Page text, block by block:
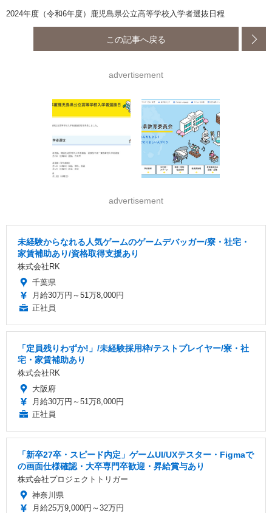
2024年度（令和6年度）鹿児島県公立高等学校入学者選抜日程
この記事へ戻る
advertisement
advertisement
未経験からなれる人気ゲームのゲームデバッガー/寮・社宅・
家賃補助あり/資格取得支援あり
株式会社RK
千葉県
月給30万円～51万8,000円
正社員
「定員残りわずか!」/未経験採用枠/テストプレイヤー/寮・社
宅・家賃補助あり
株式会社RK
大阪府
月給30万円～51万8,000円
正社員
「新卒27卒・スピード内定」ゲームUI/UXテスター・Figmaで
の画面仕様確認・大卒専門卒歓迎・昇給賞与あり
株式会社プロジェクトトリガー
神奈川県
月給25万9,000円～32万円